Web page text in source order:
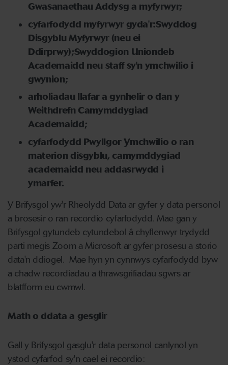
Gwasanaethau Addysg a myfyrwyr;
cyfarfodydd myfyrwyr gyda'r:Swyddog
Disgyblu Myfyrwyr (neu ei
Ddirprwy);Swyddogion Uniondeb
Academaidd neu staff sy'n ymchwilio i
gwynion;
arholiadau llafar a gynhelir o dan y
Weithdrefn Camymddygiad
Academaidd;
cyfarfodydd Pwyllgor Ymchwilio o ran
materion disgyblu, camymddygiad
academaidd neu addasrwydd i
ymarfer.
Y Brifysgol yw'r Rheolydd Data ar gyfer y data personol
a brosesir o ran recordio cyfarfodydd. Mae gan y
Brifysgol gytundeb cytundebol â chyflenwyr trydydd
parti megis Zoom a Microsoft ar gyfer prosesu a storio
data'n ddiogel. Mae hyn yn cynnwys cyfarfodydd byw
a chadw recordiadau a thrawsgrifiadau sgwrs ar
blatfform eu cwmwl.
Math o ddata a gesglir
Gall y Brifysgol gasglu'r data personol canlynol yn
ystod cyfarfod sy'n cael ei recordio: